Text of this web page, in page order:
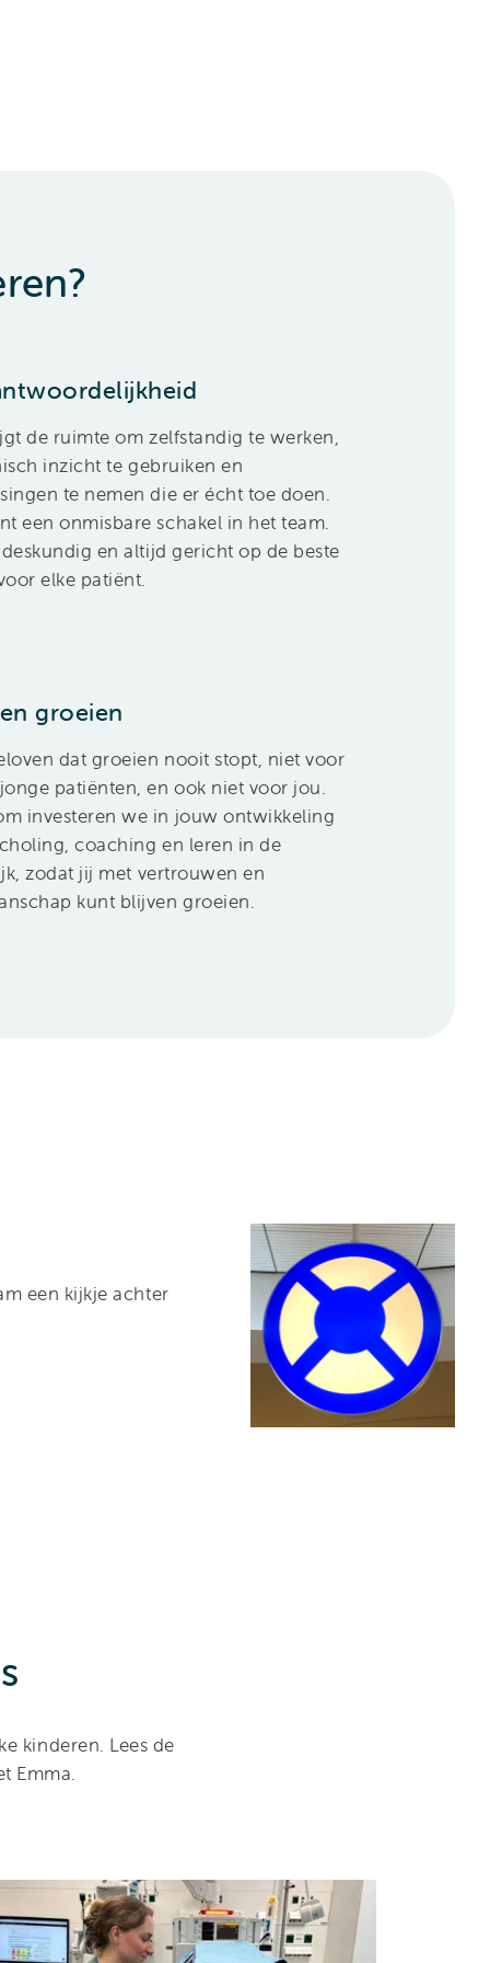
de ruimte om zelfstandig te werken,
inzicht te gebruiken en
te nemen die er écht toe doen.
een onmisbare schakel in het team.
en altijd gericht op de beste
elke patiënt.
groeien
dat groeien nooit stopt, niet voor
patiënten, en ook niet voor jou.
investeren we in jouw ontwikkeling
coaching en leren in de
zodat jij met vertrouwen en
kunt blijven groeien.
een kijkje achter
kinderen. Lees de
Emma.